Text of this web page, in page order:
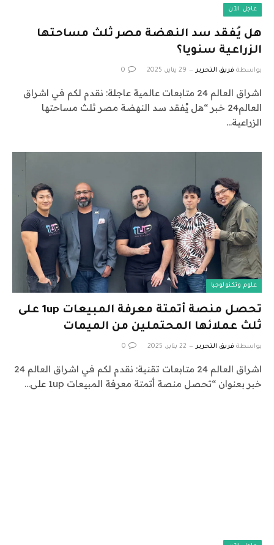
عاجل الآن
هل يُفقد سد النهضة مصر ثلث مساحتها
الزراعية سنويا؟
بواسطة فريق التحرير 29 يناير، 2025 0
اشراق العالم 24 متابعات عالمية عاجلة: نقدم لكم في اشراق
العالم24 خبر “هل يُفقد سد النهضة مصر ثلث مساحتها
الزراعية…
علوم وتكنولوجيا
تحصل منصة أتمتة معرفة المبيعات 1up على
ثلث عملائها المحتملين من الميمات
بواسطة فريق التحرير 22 يناير، 2025 0
اشراق العالم 24 متابعات تقنية: نقدم لكم في اشراق العالم 24
خبر بعنوان “تحصل منصة أتمتة معرفة المبيعات 1up على…